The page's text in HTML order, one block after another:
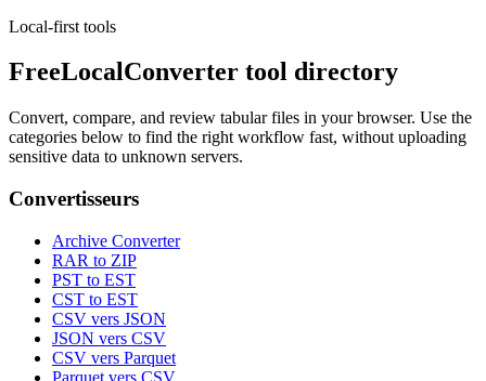
Local-first tools
FreeLocalConverter tool directory
Convert, compare, and review tabular files in your browser. Use the
categories below to find the right workflow fast, without uploading
sensitive data to unknown servers.
Convertisseurs
Archive Converter
RAR to ZIP
PST to EST
CST to EST
CSV vers JSON
JSON vers CSV
CSV vers Parquet
Parquet vers CSV